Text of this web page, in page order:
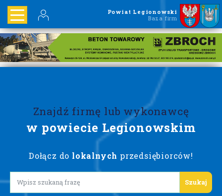
Powiat Legionowski
Baza firm
Znajdź firmę lub wykonawcę
w powiecie Legionowskim
Dołącz do lokalnych przedsiębiorców!
Lorem ipsum